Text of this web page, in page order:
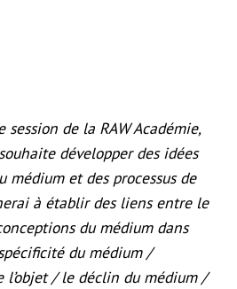
de la RAW Académie,
développer des idées
médium et des processus de
à établir des liens entre le
du médium dans
du médium /
/ le déclin du médium /